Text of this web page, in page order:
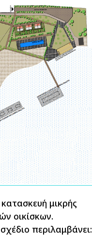
μικρής
οικίσκων.
περιλαμβάνει: